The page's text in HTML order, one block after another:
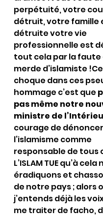
perpétuité, votre
détruit, votre famille
détruite votre vie
professionnelle est
tout cela par la faute
merde d’islamiste
choque dans ces
hommage c’est que
pas même notre
ministre de
courage de dénoncer
l’islamisme comme
responsable de tous
L’ISLAM TUE qu’à
éradiquons et
de notre pays ; alors
j’entends déjà les
me traiter de facho,